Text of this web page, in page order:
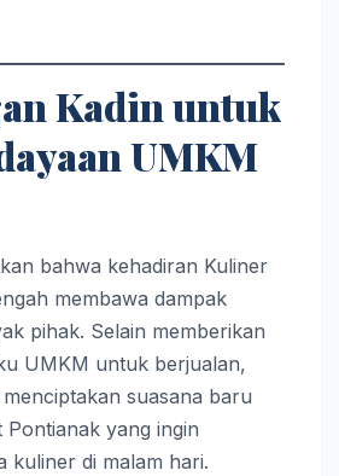
Kadin untuk
UMKM
bahwa kehadiran Kuliner
membawa dampak
pihak. Selain memberikan
UMKM untuk berjualan,
suasana baru
Pontianak yang ingin
kuliner di malam hari.